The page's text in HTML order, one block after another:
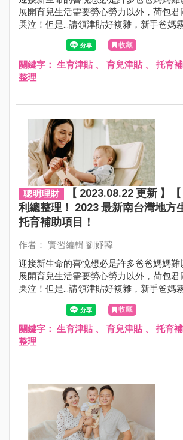
展開育兒生活需要勞心勞力以外，荷包
哭泣！但是...請領津貼好複雜，新手爸媽
本篇幫爸爸媽媽整理好最新「中部」生育
助，一起來看看歡樂育兒的同時可以請領
收藏
關鍵字： 生育津貼 、 育兒津貼 、 托育
整理
聰明理財
【 2023.08.22 更新 】
利總整理！ 2023 最新南台灣地方
托育補助項目！
作者： 實習編輯 劉妤韓
迎接新生命的喜悅想必是許多爸爸媽媽難
展開育兒生活需要勞心勞力以外，荷包
哭泣！但是...請領津貼好複雜，新手爸媽
本篇幫爸爸媽媽整理好最新「南部」生育
助，一起來看看歡樂育兒的同時可以請領
收藏
關鍵字： 生育津貼 、 育兒津貼 、 托育
整理